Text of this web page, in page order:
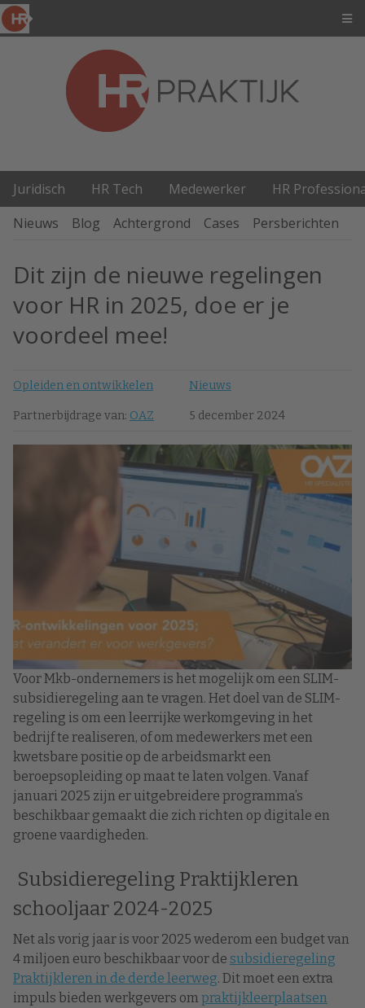
Juridisch HR Tech Medewerker
HR
Nieuws
Blog Achtergrond Cases Persberichten
Dit zijn de nieuwe regelingen
voor HR in 2025, doe er je
voordeel mee!
Opleiden en ontwikkelen Nieuws
Partnerbijdrage van: OAZ 5 december 2024
Voor Mkb-ondernemers is het mogelijk om een SLIM-
subsidieregeling aan te vragen. Het doel van de SLIM-
regeling is om een leerrijke werkomgeving in het
bedrijf te realiseren, of om medewerkers met een
kwetsbare positie op de arbeidsmarkt een
beroepsopleiding op maat te laten volgen. Vanaf
januari 2025 zijn er uitgebreidere programma’s
beschikbaar gemaakt die zich richten op digitale en
groene vaardigheden.
Subsidieregeling Praktijkleren
schooljaar 2024-2025
Net als vorig jaar is voor 2025 wederom een budget van
4 miljoen euro beschikbaar voor de subsidieregeling
Praktijkleren in de derde leerweg. Dit moet een extra
impuls bieden werkgevers om praktijkleerplaatsen